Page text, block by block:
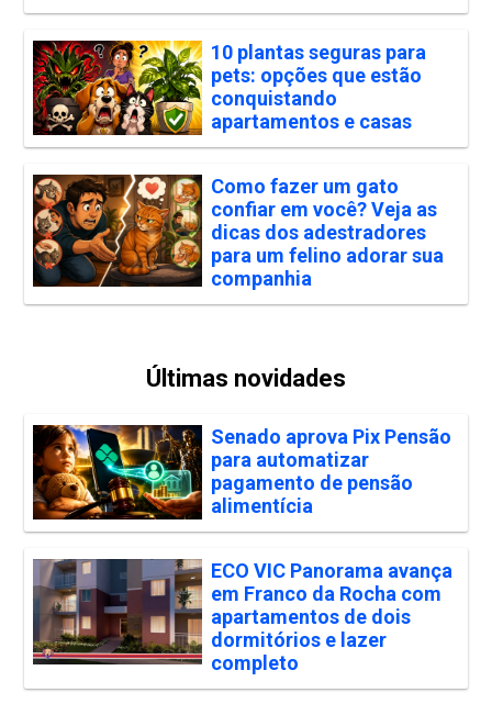
10 plantas seguras para
pets: opções que estão
conquistando
apartamentos e casas
Como fazer um gato
confiar em você? Veja as
dicas dos adestradores
para um felino adorar sua
companhia
Últimas novidades
Senado aprova Pix Pensão
para automatizar
pagamento de pensão
alimentícia
ECO VIC Panorama avança
em Franco da Rocha com
apartamentos de dois
dormitórios e lazer
completo